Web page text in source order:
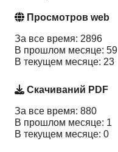
Просмотров web
За все время: 2896
В прошлом месяце: 59
В текущем месяце: 23
Скачиваний PDF
За все время: 880
В прошлом месяце: 1
В текущем месяце: 0